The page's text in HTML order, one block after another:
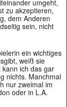
umgeht,
zu akzeptieren,
dem Anderen
sein, nicht
ein wichtiges
weiß sie
kann ich das gar
nichts. Manchmal
nur zweimal im
oder in L.A.